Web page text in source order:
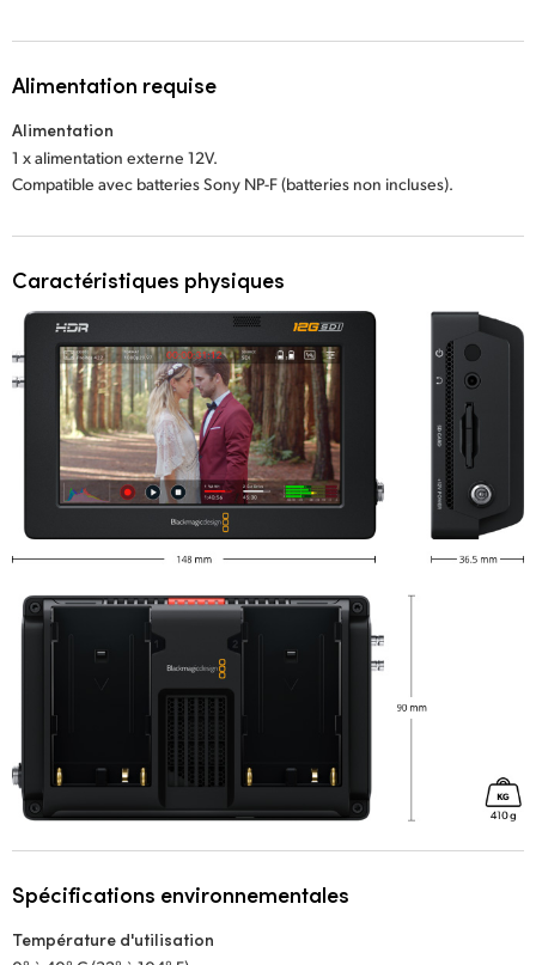
Alimentation requise
Alimentation
1 x alimentation externe 12V.
Compatible avec batteries Sony NP-F (batteries non incluses).
Caractéristiques physiques
Spécifications environnementales
Température d'utilisation